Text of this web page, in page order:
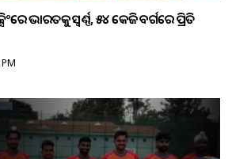
ଭାରତକୁ ସ୍ବର୍ଣ୍ଣ, ୫୪ କେଜି ବର୍ଗରେ ପ୍ରିତି